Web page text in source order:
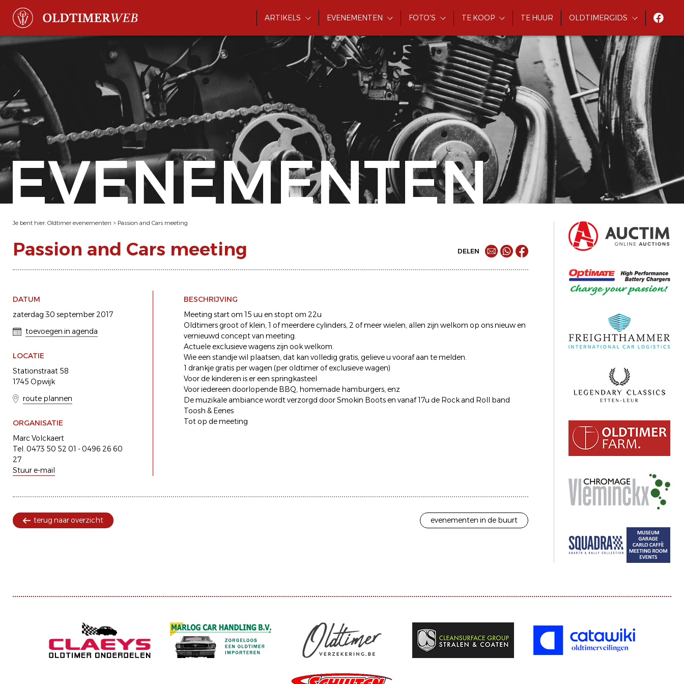
ARTIKELS EVENEMENTEN FOTO'S TE KOOP TE HUUR OLDTIMERGIDS
EVENEMENTEN
Je bent hier: Oldtimer evenementen > Passion and Cars meeting
Passion and Cars meeting DELEN
DATUM
zaterdag 30 september 2017
toevoegen in agenda
LOCATIE
Stationstraat 58
1745 Opwijk
route plannen
ORGANISATIE
Marc Volckaert
Tel. 0473 50 52 01 - 0496 26 60
27
Stuur e-mail
BESCHRIJVING
Meeting start om 15 uu en stopt om 22u
Oldtimers groot of klein, 1 of meerdere cylinders, 2 of meer wielen, allen zijn welkom op ons nieuw en
vernieuwd concept van meeting.
Actuele exclusieve wagens zijn ook welkom.
Wie een standje wil plaatsen, dat kan volledig gratis, gelieve u vooraf aan te melden.
1 drankje gratis per wagen (per oldtimer of exclusieve wagen)
Voor de kinderen is er een springkasteel
Voor iedereen doorlopende BBQ, homemade hamburgers, enz
De muzikale ambiance wordt verzorgd door Smokin Boots en vanaf 17u de Rock and Roll band
Toosh & Eenes
Tot op de meeting
terug naar overzicht evenementen in de buurt